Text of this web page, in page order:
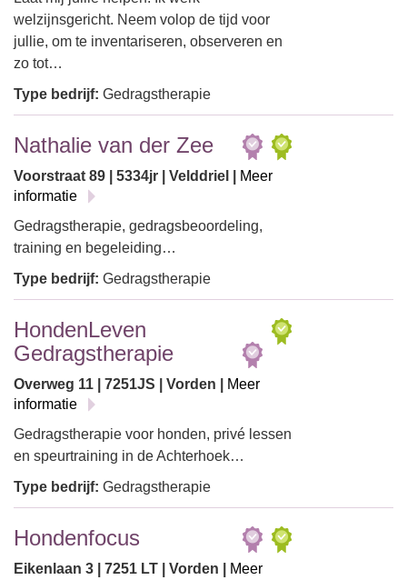
welzijnsgericht. Neem volop de tijd voor
jullie, om te inventariseren, observeren en
zo tot…
Type bedrijf: Gedragstherapie
Nathalie van der Zee
Voorstraat 89 | 5334jr | Velddriel |
Meer
informatie
Gedragstherapie, gedragsbeoordeling,
training en begeleiding…
Type bedrijf: Gedragstherapie
HondenLeven
Gedragstherapie
Overweg 11 | 7251JS | Vorden |
Meer
informatie
Gedragstherapie voor honden, privé lessen
en speurtraining in de Achterhoek…
Type bedrijf: Gedragstherapie
Hondenfocus
Eikenlaan 3 | 7251 LT | Vorden |
Meer